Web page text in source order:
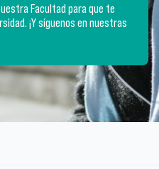
Facultad para que te
¡Y síguenos en nuestras